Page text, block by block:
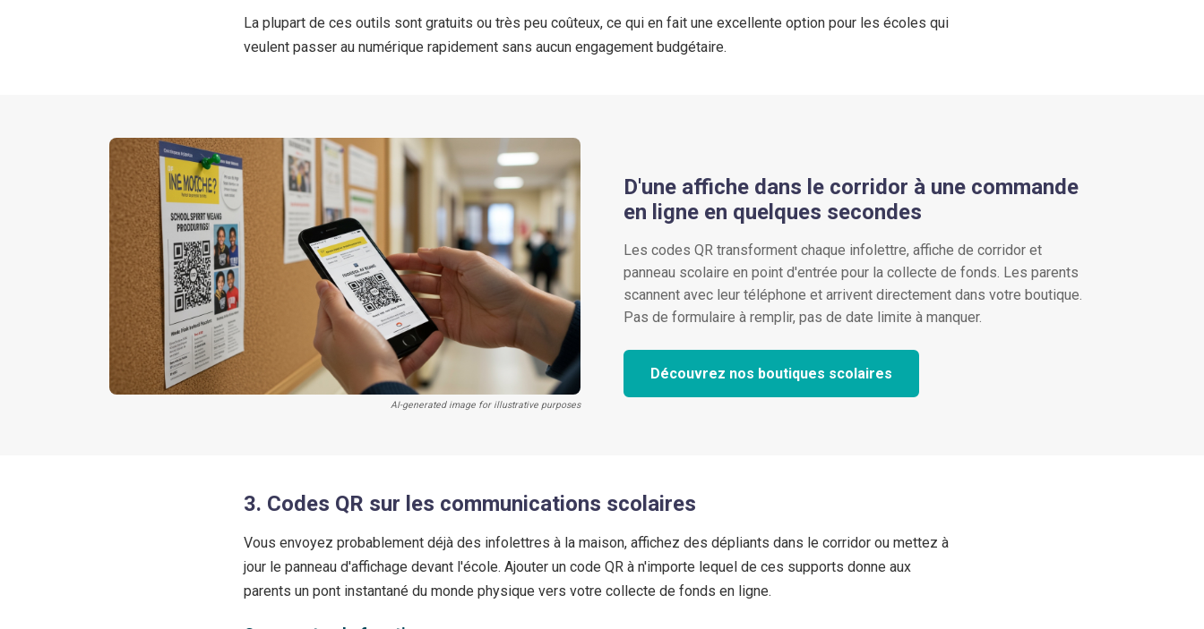
La plupart de ces outils sont gratuits ou très peu coûteux, ce qui en fait une excellente option pour les écoles qui
veulent passer au numérique rapidement sans aucun engagement budgétaire.
AI-generated image for illustrative purposes
D'une affiche dans le corridor à une commande
en ligne en quelques secondes
Les codes QR transforment chaque infolettre, affiche de corridor et
panneau scolaire en point d'entrée pour la collecte de fonds. Les parents
scannent avec leur téléphone et arrivent directement dans votre boutique.
Pas de formulaire à remplir, pas de date limite à manquer.
Découvrez nos boutiques scolaires
3. Codes QR sur les communications scolaires
Vous envoyez probablement déjà des infolettres à la maison, affichez des dépliants dans le corridor ou mettez à
jour le panneau d'affichage devant l'école. Ajouter un code QR à n'importe lequel de ces supports donne aux
parents un pont instantané du monde physique vers votre collecte de fonds en ligne.